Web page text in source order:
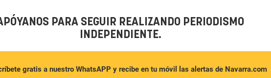
PARA SEGUIR REALIZANDO PERIODISMO
INDEPENDIENTE.
gratis a nuestro WhatsAPP y recibe en tu móvil las alertas de Navarra.com